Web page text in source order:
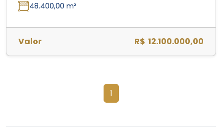
48.400,00 m²
Valor R$ 12.100.000,00
1